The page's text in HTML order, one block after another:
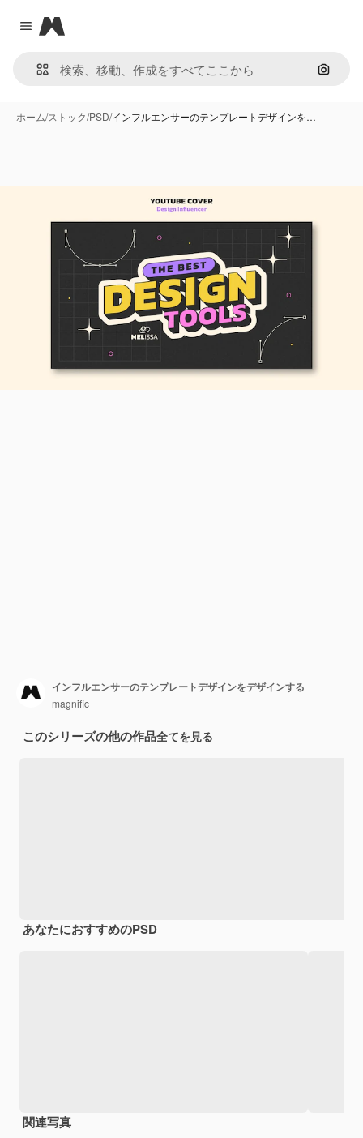
Close menu
Magnific
画像で
ホーム/ストック/PSD/インフルエンサーのテンプレートデザインを…
インフルエンサーのテンプレートデザインをデザインする
magnific
このシリーズの他の作品全てを見る
あなたにおすすめのPSD
関連写真